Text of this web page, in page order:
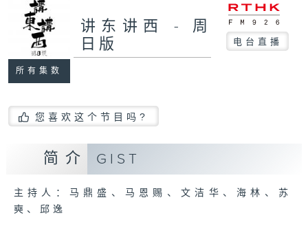
所有集数
讲东讲西 - 周
日版
电台直播
您喜欢这个节目吗?
简介 GIST
主持人：马鼎盛、马恩赐、文洁华、海林、苏
奭、邱逸